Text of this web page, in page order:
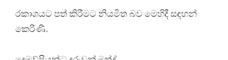
රකාශයට පත් කිරීමට නියමිත බව මෙහිදී සඳහන්
කෙරිණි.